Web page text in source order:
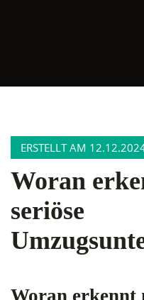
ERSTELLT AM
Woran
seriöse
Woran erkennt